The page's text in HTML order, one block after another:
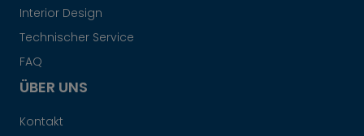
Interior Design
Technischer Service
FAQ
ÜBER UNS
Kontakt